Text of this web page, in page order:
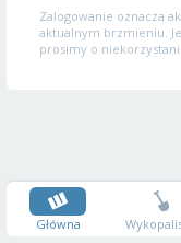
Zalogowanie oznacza
aktualnym brzmieniu.
prosimy o
Główna